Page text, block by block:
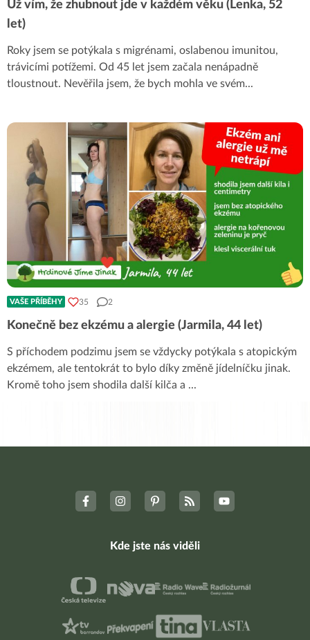
Už vím, že zhubnout jde v každém věku (Lenka, 52
let)
Roky jsem se potýkala s migrénami, oslabenou imunitou,
trávicími potížemi. Od 45 let jsem začala nenápadně
tloustnout. Nevěřila jsem, že bych mohla ve svém...
VAŠE PŘÍBĚHY 35 2
Konečně bez ekzému a alergie (Jarmila, 44 let)
S příchodem podzimu jsem se vždycky potýkala s atopickým
ekzémem, ale tentokrát to bylo díky změně jídelníčku jinak.
Kromě toho jsem shodila další kilča a ...
Kde jste nás viděli